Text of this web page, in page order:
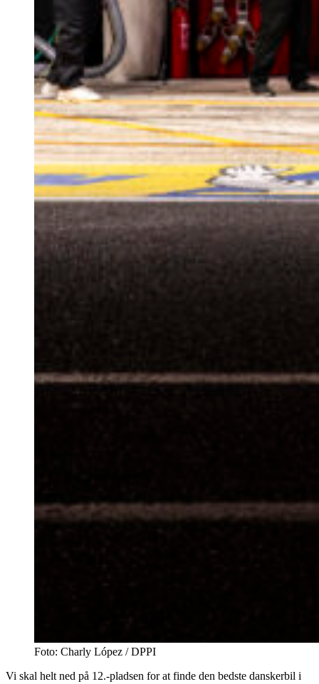
Foto: Charly López / DPPI
Vi skal helt ned på 12.-pladsen for at finde den bedste danskerbil i